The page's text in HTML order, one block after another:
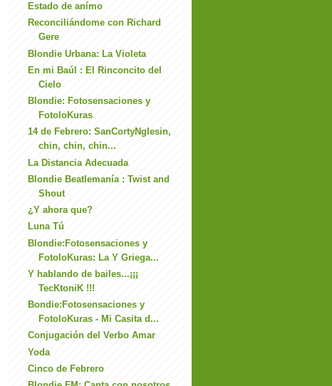
Estado de anímo
Reconciliándome con Richard
Gere
Blondie Urbana: La Violeta
En mi Baúl : El Rinconcito del
Cielo
Blondie: Fotosensaciones y
FotoloKuras
14 de Febrero: SanCortyNglesin,
chin, chin, chin...
La Distancia Adecuada
Blondie Beatlemanía : Twist and
Shout
¿Y ahora que?
Luna Tú
Blondie:Fotosensaciones y
FotoloKuras: La Y Griega...
Y hablando de bailes...¡¡¡
TecKtoniK !!!
Bondie:Fotosensaciones y
FotoloKuras - Mi Casita d...
Conjugación del Verbo Amar
Yoda
Cinco de Febrero